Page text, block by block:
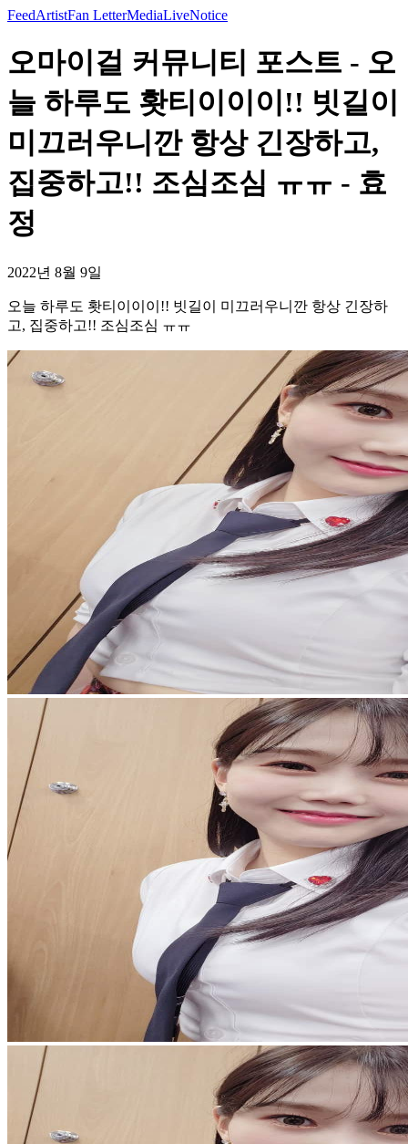
FeedArtistFan LetterMediaLiveNotice
오마이걸 커뮤니티 포스트 - 오
늘 하루도 홧티이이이!! 빗길이
미끄러우니깐 항상 긴장하고,
집중하고!! 조심조심 ㅠㅠ - 효
정
2022년 8월 9일
오늘 하루도 홧티이이이!! 빗길이 미끄러우니깐 항상 긴장하
고, 집중하고!! 조심조심 ㅠㅠ